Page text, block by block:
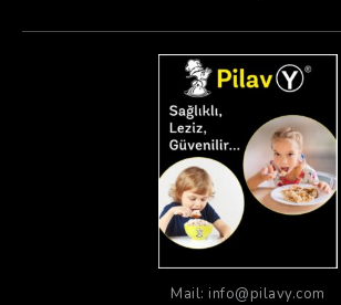
Mail: info@pilavy.com